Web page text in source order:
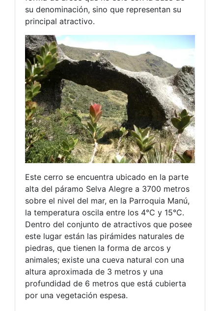
su denominación, sino que representan su
principal atractivo.
Este cerro se encuentra ubicado en la parte
alta del páramo Selva Alegre a 3700 metros
sobre el nivel del mar, en la Parroquia Manú,
la temperatura oscila entre los 4°C y 15°C.
Dentro del conjunto de atractivos que posee
este lugar están las pirámides naturales de
piedras, que tienen la forma de arcos y
animales; existe una cueva natural con una
altura aproximada de 3 metros y una
profundidad de 6 metros que está cubierta
por una vegetación espesa.